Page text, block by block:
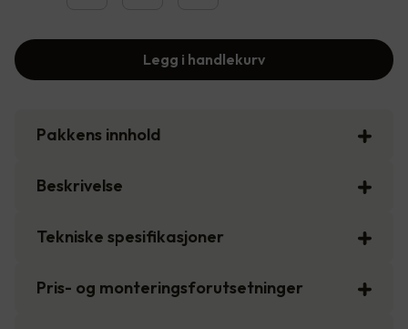
Legg i handlekurv
Pakkens innhold
Beskrivelse
Tekniske spesifikasjoner
Pris- og monteringsforutsetninger